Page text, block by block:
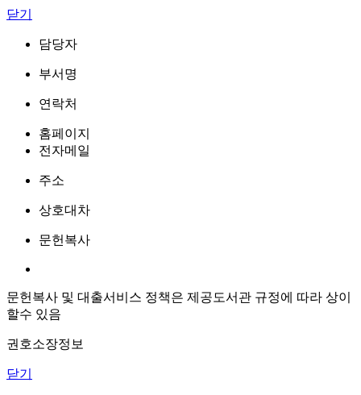
닫기
담당자
부서명
연락처
홈페이지
전자메일
주소
상호대차
문헌복사
문헌복사 및 대출서비스 정책은 제공도서관 규정에 따라 상이
할수 있음
권호소장정보
닫기